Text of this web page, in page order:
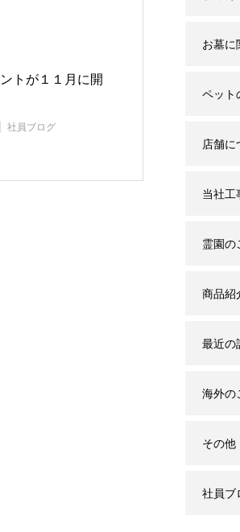
トが１１月に開
社員ブログ
お墓に
ペット
店舗に
当社工
霊園の
商品紹
最近の
海外の
その他
社員ブ